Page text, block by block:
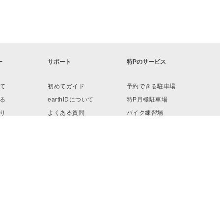
サポート
初めてガイド
earthIDについて
よくある質問
特Pのサービス
予約できる駐車場
特P月極駐車場
バイク練習場